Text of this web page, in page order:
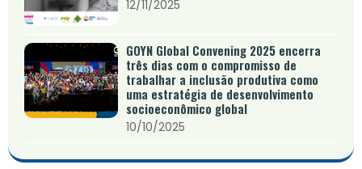
12/11/2025
GOYN Global Convening 2025 encerra
três dias com o compromisso de
trabalhar a inclusão produtiva como
uma estratégia de desenvolvimento
socioeconômico global
10/10/2025